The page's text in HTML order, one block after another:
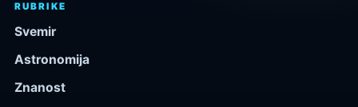
RUBRIKE
Svemir
Astronomija
Znanost